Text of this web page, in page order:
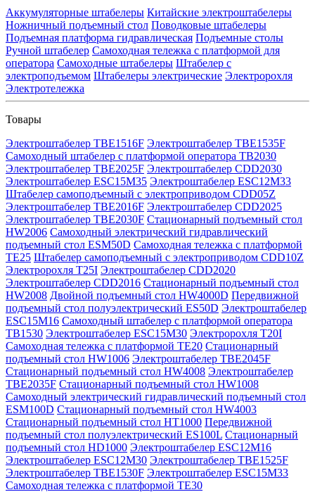
Аккумуляторные штабелеры Китайские электроштабелеры
Ножничный подъемный стол Поводковые штабелеры
Подъемная платформа гидравлическая Подъемные столы
Ручной штабелер Самоходная тележка с платформой для
оператора Самоходные штабелеры Штабелер с
электроподъемом Штабелеры электрические Электророхля
Электротележка
Товары
Электроштабелер TBE1516F Электроштабелер TBE1535F
Самоходный штабелер с платформой оператора TB2030
Электроштабелер TBE2025F Электроштабелер CDD2030
Электроштабелер ESC15M35 Электроштабелер ESC12M33
Штабелер самоподъемный с электроприводом CDD05Z
Электроштабелер TBE2016F Электроштабелер CDD2025
Электроштабелер TBE2030F Стационарный подъемный стол
HW2006 Самоходный электрический гидравлический
подъемный стол ESM50D Самоходная тележка с платформой
TE25 Штабелер самоподъемный с электроприводом CDD10Z
Электророхля T25I Электроштабелер CDD2020
Электроштабелер CDD2016 Стационарный подъемный стол
HW2008 Двойной подъемный стол HW4000D Передвижной
подъемный стол полуэлектрический ES50D Электроштабелер
ESC15M16 Самоходный штабелер с платформой оператора
TB1530 Электроштабелер ESC15M30 Электророхля T20I
Самоходная тележка с платформой TE20 Стационарный
подъемный стол HW1006 Электроштабелер TBE2045F
Стационарный подъемный стол HW4008 Электроштабелер
TBE2035F Стационарный подъемный стол HW1008
Самоходный электрический гидравлический подъемный стол
ESM100D Стационарный подъемный стол HW4003
Стационарный подъемный стол HT1000 Передвижной
подъемный стол полуэлектрический ES100L Стационарный
подъемный стол HD1000 Электроштабелер ESC12M16
Электроштабелер ESC12M30 Электроштабелер TBE1525F
Электроштабелер TBE1530F Электроштабелер ESC15M33
Самоходная тележка с платформой TE30